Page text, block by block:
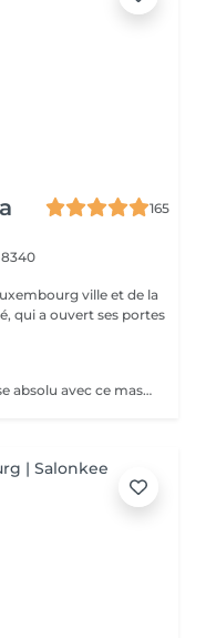
165
ville et de la
qui a ouvert ses portes
Offrez-vous un moment de lâcher-prise absolu avec ce massage crânien japonais authentique, transmis par une formatrice venue du Japon. Ce soin agit sur le cuir chevelu, la nuque et les trapèzes pour relâcher les tensions, apaiser le mental et rééquilibrer les énergies. Il favorise la détente profonde, améliore la circulation et aide à libérer le stress et la fatigue nerveuse. Idéal seul ou en complément d'un soin, pour une expérience de bien-être global et revitalisante.